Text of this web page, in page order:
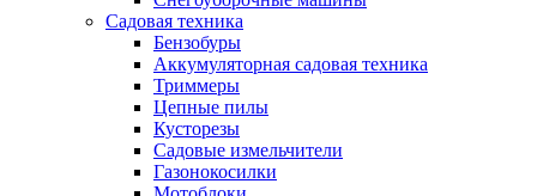
Садовая техника
Бензобуры
Аккумуляторная садовая техника
Триммеры
Цепные пилы
Кусторезы
Садовые измельчители
Газонокосилки